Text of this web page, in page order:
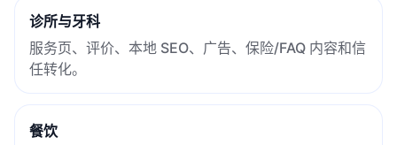
诊所与牙科
服务页、评价、本地 SEO、广告、保险/FAQ 内容和信
任转化。
餐饮